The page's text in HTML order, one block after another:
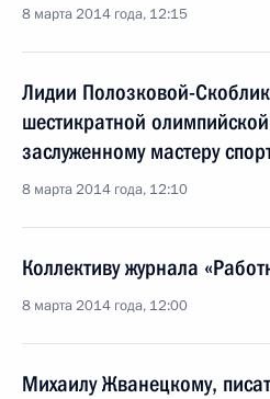
8 марта 2014 года, 12:15
Лидии Полозковой-
шестикратной
заслуженному мастеру
8 марта 2014 года, 12:10
Коллективу журнала
8 марта 2014 года, 12:00
Михаилу Жванецкому,